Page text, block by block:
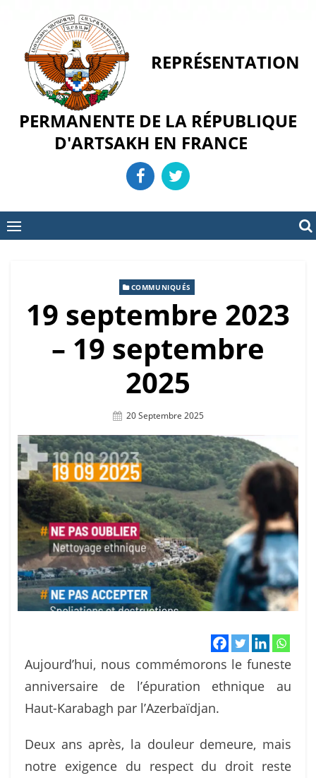
content
REPRÉSENTATION
PERMANENTE DE LA RÉPUBLIQUE
D'ARTSAKH EN FRANCE
COMMUNIQUÉS
19 septembre 2023
– 19 septembre
2025
Posted
20 Septembre 2025
Aujourd’hui, nous commémorons le funeste
anniversaire de l’épuration ethnique au
Haut-Karabagh par l’Azerbaïdjan.
Deux ans après, la douleur demeure, mais
notre exigence du respect du droit reste